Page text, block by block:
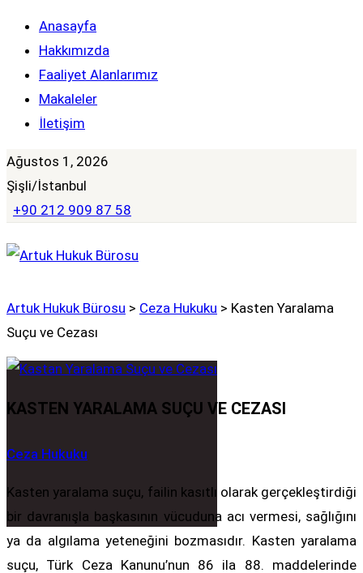
Anasayfa
Hakkımızda
Faaliyet Alanlarımız
Makaleler
İletişim
Ağustos 1, 2026
Şişli/İstanbul
+90 212 909 87 58
Artuk Hukuk Bürosu > Ceza Hukuku > Kasten Yaralama
Suçu ve Cezası
KASTEN YARALAMA SUÇU VE CEZASI
Ceza Hukuku
Kasten yaralama suçu, failin kasıtlı olarak gerçekleştirdiği
bir davranışla başkasının vücuduna acı vermesi, sağlığını
ya da algılama yeteneğini bozmasıdır. Kasten yaralama
suçu, Türk Ceza Kanunu’nun 86 ila 88. maddelerinde